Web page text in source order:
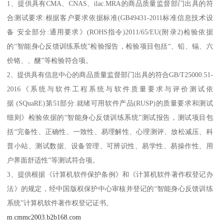
1、提供具有CMA、CNAS、ilac.MRA的商品质量监督部门出具的符
合测试要求:根据客户要求依据标准(GB49431-2011标准信息技术设
备 安全部分:通用要求》(ROHS指令)2011/65/EU(附录2)检验依据
的“智能身心反馈训练系统”检验报告，检验项目包括“、铅、镉、六
价铬、、醚”等检验符合项。
2、提供具有信息中心的商品质量监督部门出具的符合GB/T25000.51-
2016《系统与软件工程系统与软件质量要求与评价测试依
据 (SQuaRE)第51部分:就绪可用软件产品(RUSP)的质量要求和测试
细则》检验依据的“智能身心反馈训练系统”测试报告，测试项目包
括“完备性、正确性、一致性、易理解性、心理测评、放松减压、科
普小站、测试数据、设备管理、可辨识性、易学性、易操作性、用
户界面舒适性”等测试符合项。
3、提供根据《计算机软件保护条例》和《计算机软件著作权登记办
法》的规定，经中国版权保护中心审核并登记的“智能身心反馈训练
系统”计算机软件著作权登记证书。
m.cmmc2003.b2b168.com